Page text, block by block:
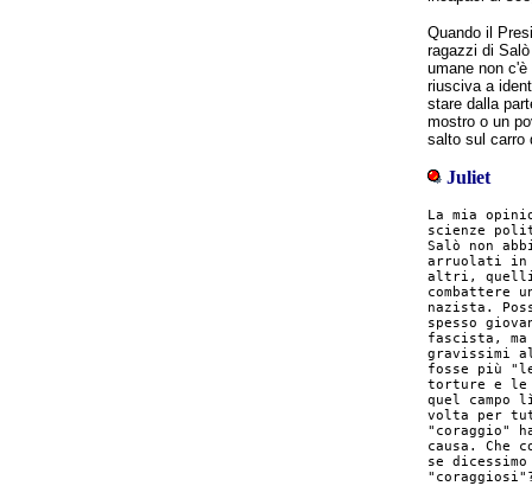
Quando il
ragazzi di
umane non
riusciva a
stare dalla
mostro o un
salto sul carro
Juliet
La mia
scienze
Salò non
arruolati in
altri, quelli
combattere
nazista.
spesso
fascista, ma
gravissimi
fosse più
torture e le
quel campo
volta per
"coraggio"
causa. Che
se